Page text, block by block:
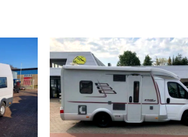
Volgende Vorige